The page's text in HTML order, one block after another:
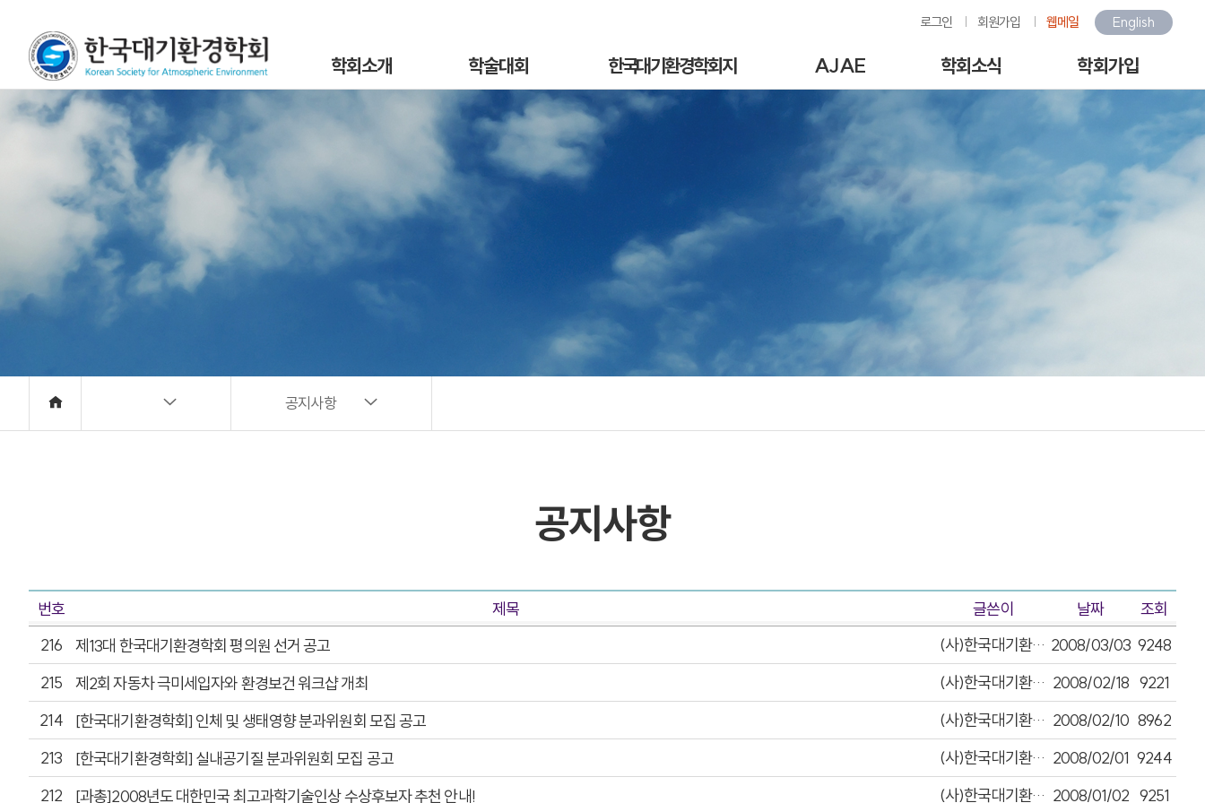
로그인 회원가입 웹메일 English
학회소개
학회정관 및 규정
위원회 및 분과회 소개
대기환경 40년사
학술대회
학술대회안내
발표초록안내
발표초록접수
특별세션신청현황
한국대기환경학회지
논문투고
심사료/게재료납부
목록 및 검색
AJAE
Author Guide
On-line Submission
View Articles
subscription charges /
author APC
학회소식
환경관련행사소식
갤러리
구인/구직
학회가입
회원가입안내
회비납부
개인정보처리방침
이용약관
공지사항
공지사항
번호 제목 글쓴이 날짜
조회
216
제13대 한국대기환경학회 평의원 선거 공고 (사)한국대기환경학회 2008/03/03 9248
215
제2회 자동차 극미세입자와 환경보건 워크샵 개최 (사)한국대기환경학회 2008/02/18 9221
214
[한국대기환경학회] 인체 및 생태영향 분과위원회 모집 공고 (사)한국대기환경학회 2008/02/10 8962
213
[한국대기환경학회] 실내공기질 분과위원회 모집 공고 (사)한국대기환경학회 2008/02/01 9244
212
[과총]2008년도 대한민국 최고과학기술인상 수상후보자 추천 안내! (사)한국대기환경학회 2008/01/02 9251